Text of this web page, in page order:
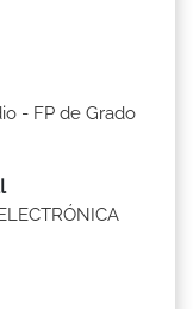
- FP de Grado